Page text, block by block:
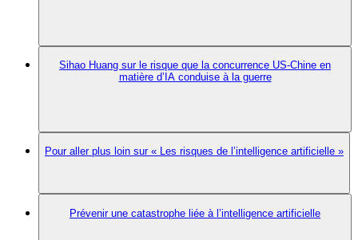
Sihao Huang sur le risque que la concurrence US-Chine en
matière d’IA conduise à la guerre
Pour aller plus loin sur « Les risques de l’intelligence artificielle »
Prévenir une catastrophe liée à l’intelligence artificielle